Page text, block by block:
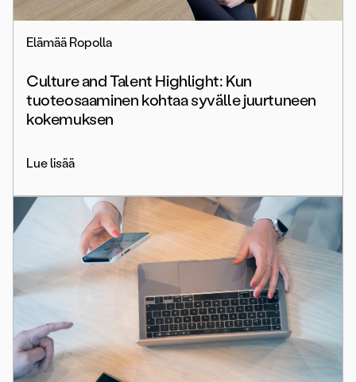
Elämää Ropolla
Culture and Talent Highlight: Kun
tuoteosaaminen kohtaa syvälle juurtuneen
kokemuksen
Lue lisää